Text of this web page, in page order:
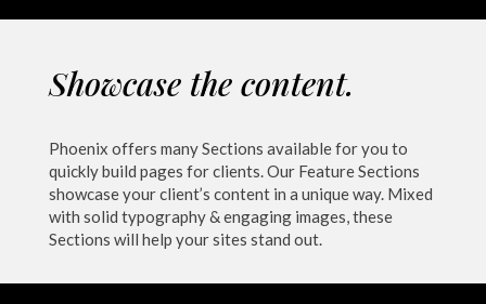
Showcase the content.
Phoenix offers many Sections available for you to
quickly build pages for clients. Our Feature Sections
showcase your client’s content in a unique way. Mixed
with solid typography & engaging images, these
Sections will help your sites stand out.